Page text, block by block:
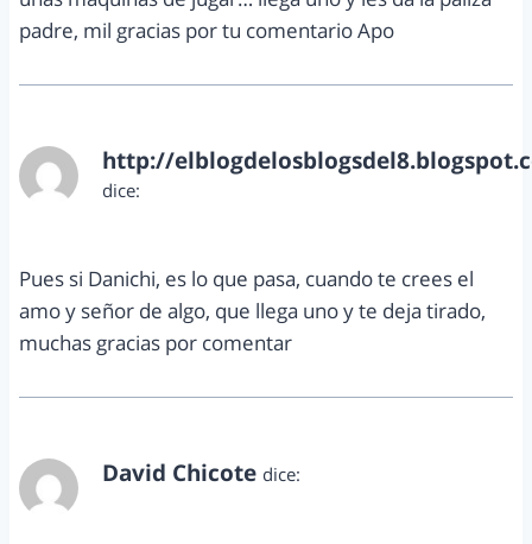
padre, mil gracias por tu comentario Apo
http://
dice:
Pues si Danichi, es lo que pasa, cuando te crees el
amo y señor de algo, que llega uno y te deja tirado,
muchas gracias por comentar
David Chicote dice: